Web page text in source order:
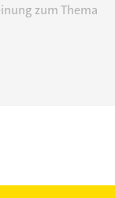
zum Thema